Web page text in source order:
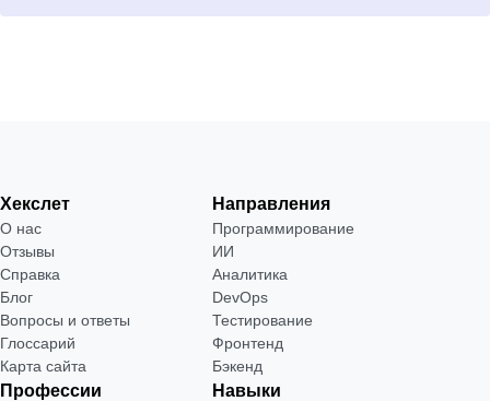
Хекслет
О нас
Отзывы
Справка
Блог
Вопросы и ответы
Глоссарий
Карта сайта
Направления
Программирование
ИИ
Аналитика
DevOps
Тестирование
Фронтенд
Бэкенд
Профессии Навыки